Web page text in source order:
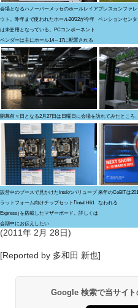
会場となるハノーバーメッセのホールレイア
ウト。昨年まで使われたホール20/22が今年
は未使用となっている。PCコンポーネント
ベンダーは主にホール14～17に配置される
プレスカンファ
ベンションセンタ
開幕前々日となる2月27日は日曜日に会場を訪れてみたところ
設営中のブースで見かけたIntelのバリュープ
ラットフォーム向けチップセット｢Intel H61
Express｣を搭載したマザーボード。詳しくは
会期中にお伝えしたい
来年のCeBITは
なわれる
(2011年 2月 28日)
[Reported by 多和田 新也]
Google 検索で当サイ